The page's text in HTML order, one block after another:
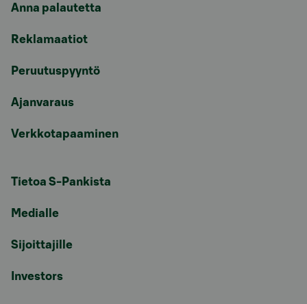
Anna palautetta
Reklamaatiot
Peruutuspyyntö
Ajanvaraus
Verkkotapaaminen
Tietoa S-Pankista
Medialle
Sijoittajille
Investors